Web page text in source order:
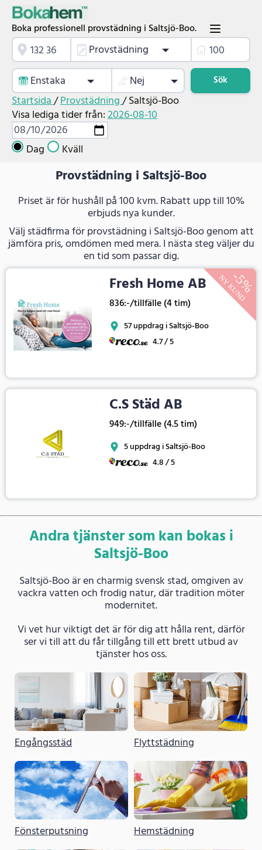
Boka professionell provstädning i Saltsjö-Boo.
Provstädning
Enstaka
Nej Sök
Startsida/Provstädning/Saltsjö-Boo
Visa lediga tider från:2026-08-10
Dag Kväll
Provstädning i Saltsjö-Boo
Priset är för hushåll på 100 kvm. Rabatt upp till 10%
erbjuds nya kunder.
Välj städfirma för provstädning i Saltsjö-Boo genom att
jämföra pris, omdömen med mera. I nästa steg väljer du
en tid som passar dig.
Fresh Home AB
836:-/tillfälle (4 tim)
57 uppdrag i Saltsjö-Boo
4.7 / 5
C.S Städ AB
949:-/tillfälle (4.5 tim)
5 uppdrag i Saltsjö-Boo
4.8 / 5
Andra tjänster som kan bokas i
Saltsjö-Boo
Saltsjö-Boo är en charmig svensk stad, omgiven av
vackra vatten och frodig natur, där tradition möter
modernitet.
Vi vet hur viktigt det är för dig att hålla rent, därför
ser vi till att du får tillgång till ett brett utbud av
tjänster hos oss.
Engångsstäd Flyttstädning
Fönsterputsning Hemstädning